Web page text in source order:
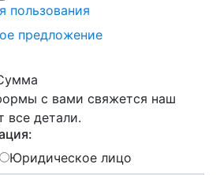
пользования
предложение
с вами свяжется наш
все детали.
Юридическое лицо